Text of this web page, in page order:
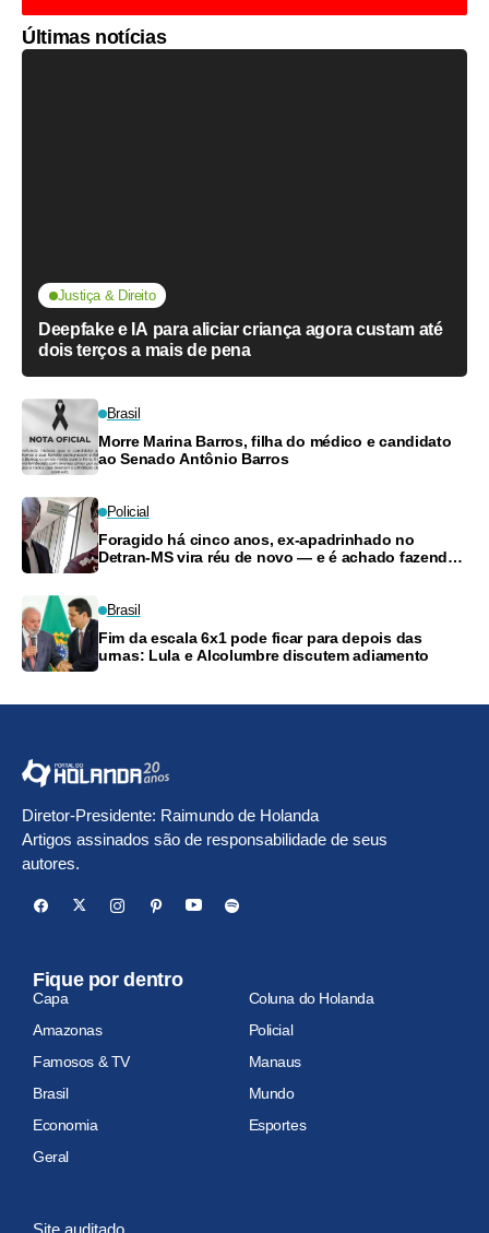
Últimas notícias
Justiça & Direito
Deepfake e IA para aliciar criança agora custam até
dois terços a mais de pena
Brasil
Morre Marina Barros, filha do médico e candidato
ao Senado Antônio Barros
Policial
Foragido há cinco anos, ex-apadrinhado no
Detran-MS vira réu de novo — e é achado fazendo
Brasil
Fim da escala 6x1 pode ficar para depois das
urnas: Lula e Alcolumbre discutem adiamento
Diretor-Presidente: Raimundo de Holanda
Artigos assinados são de responsabilidade de seus
autores.
Fique por dentro
Capa
Coluna do Holanda
Amazonas
Policial
Famosos & TV
Manaus
Brasil
Mundo
Economia
Esportes
Geral
Site auditado